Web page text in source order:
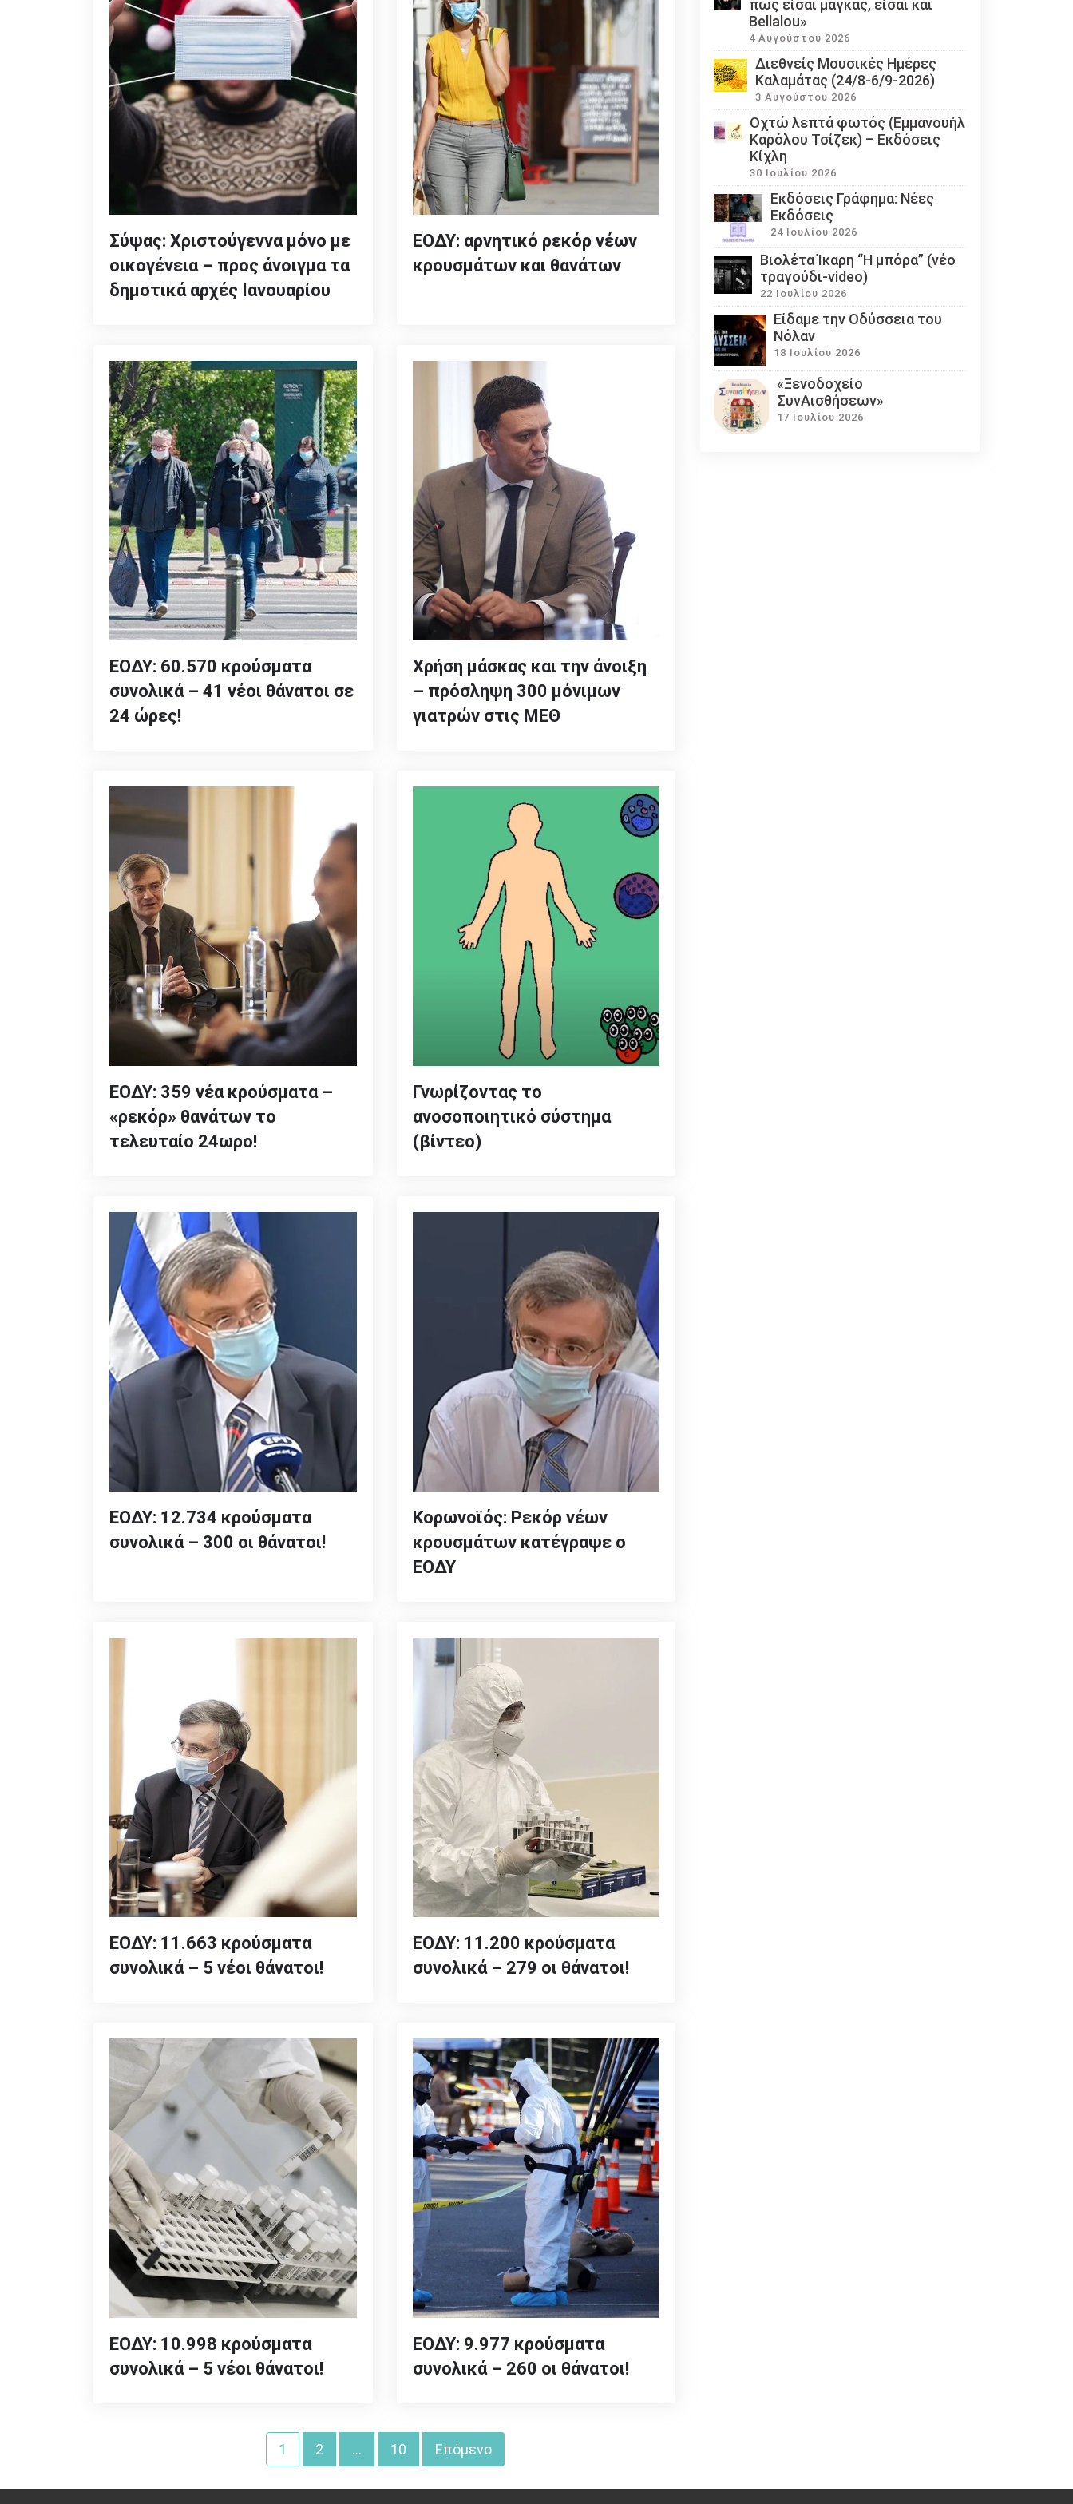
Σύψας: Χριστούγεννα μόνο με
οικογένεια – προς άνοιγμα τα
δημοτικά αρχές Ιανουαρίου
ΕΟΔΥ: αρνητικό ρεκόρ νέων
κρουσμάτων και θανάτων
ΕΟΔΥ: 60.570 κρούσματα
συνολικά – 41 νέοι θάνατοι σε
24 ώρες!
Χρήση μάσκας και την άνοιξη
– πρόσληψη 300 μόνιμων
γιατρών στις ΜΕΘ
ΕΟΔΥ: 359 νέα κρούσματα –
«ρεκόρ» θανάτων το
τελευταίο 24ωρο!
Γνωρίζοντας το
ανοσοποιητικό σύστημα
(βίντεο)
ΕΟΔΥ: 12.734 κρούσματα
συνολικά – 300 οι θάνατοι!
Κορωνοϊός: Ρεκόρ νέων
κρουσμάτων κατέγραψε ο
ΕΟΔΥ
ΕΟΔΥ: 11.663 κρούσματα
συνολικά – 5 νέοι θάνατοι!
ΕΟΔΥ: 11.200 κρούσματα
συνολικά – 279 οι θάνατοι!
ΕΟΔΥ: 10.998 κρούσματα
συνολικά – 5 νέοι θάνατοι!
ΕΟΔΥ: 9.977 κρούσματα
συνολικά – 260 οι θάνατοι!
1 2 … 10 Επόμενο
πως είσαι μάγκας, είσαι και
Bellalou»
4 Αυγούστου 2026
Διεθνείς Μουσικές Ημέρες
Καλαμάτας (24/8-6/9-2026)
3 Αυγούστου 2026
Οχτώ λεπτά φωτός (Εμμανουήλ
Καρόλου Τσίζεκ) – Εκδόσεις
Κίχλη
30 Ιουλίου 2026
Εκδόσεις Γράφημα: Νέες
Εκδόσεις
24 Ιουλίου 2026
Βιολέτα Ίκαρη “Η μπόρα” (νέο
τραγούδι-video)
22 Ιουλίου 2026
Eίδαμε την Οδύσσεια του
Νόλαν
18 Ιουλίου 2026
«Ξενοδοχείο
ΣυνΑισθήσεων»
17 Ιουλίου 2026